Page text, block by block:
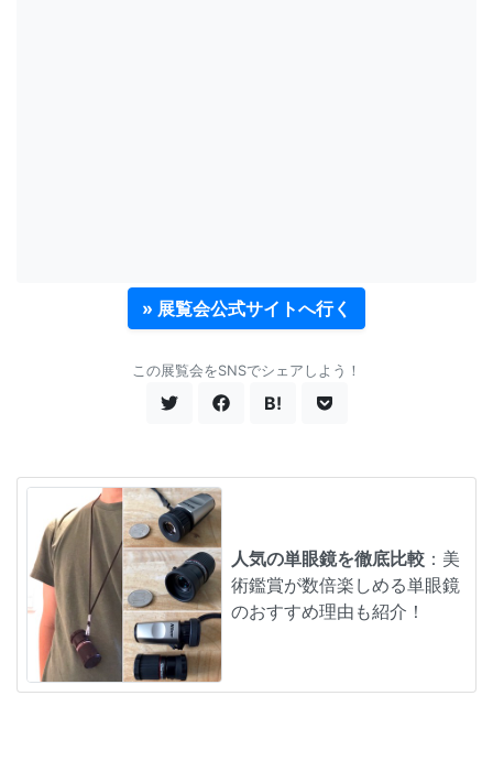
» 展覧会公式サイトへ行く
この展覧会をSNSでシェアしよう！
B!
人気の単眼鏡を徹底比較 ：美
術鑑賞が数倍楽しめる単眼鏡
のおすすめ理由も紹介！